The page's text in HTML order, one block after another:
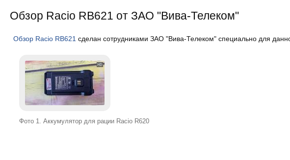
Обзор Racio RB621 от ЗАО "Вива-Телеком"
Обзор Racio RB621 сделан сотрудниками ЗАО "Вива-Телеком" специально для
Фото 1. Аккумулятор для рации Racio R620